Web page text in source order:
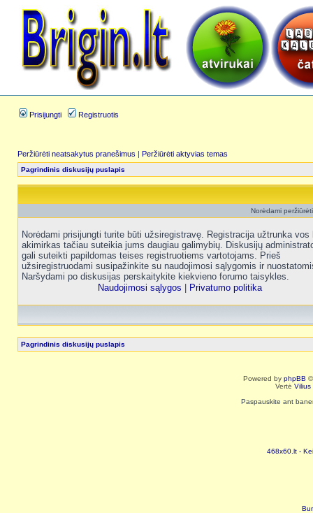
Prisijungti Registruotis
Peržiūrėti neatsakytus pranešimus | Peržiūrėti aktyvias temas
Pagrindinis diskusijų puslapis
Norėdami
Norėdami prisijungti turite būti užsiregistravę. Registracija užtrunka vos
akimirkas tačiau suteikia jums daugiau galimybių. Diskusijų
gali suteikti papildomas teises registruotiems vartotojams. Prieš
užsiregistruodami susipažinkite su naudojimosi sąlygomis ir
Naršydami po diskusijas perskaitykite kiekvieno forumo taisykles.
Naudojimosi sąlygos
Privatumo politika
Pagrindinis diskusijų puslapis
Powered by phpBB
Vertė Vilius
Paspauskite ant
468x60.lt -